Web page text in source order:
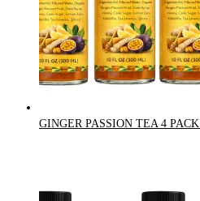
GINGER PASSION TEA 4 PACK